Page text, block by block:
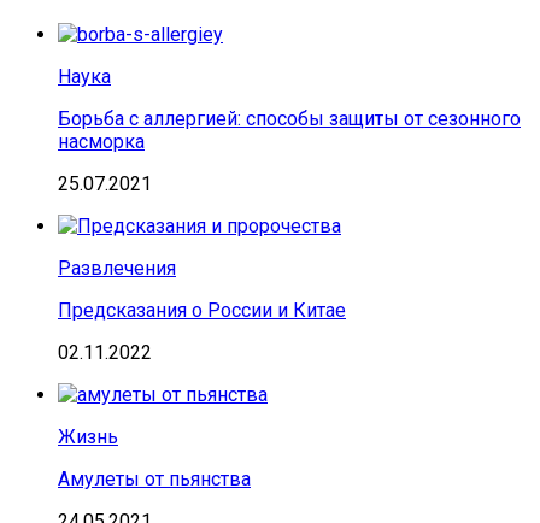
Наука
Борьба с аллергией: способы защиты от сезонного
насморка
25.07.2021
Развлечения
Предсказания о России и Китае
02.11.2022
Жизнь
Амулеты от пьянства